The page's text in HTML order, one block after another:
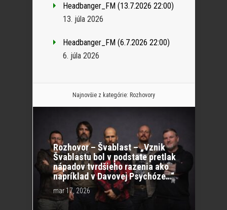
Headbanger_FM (13.7.2026 22:00)
13. júla 2026
Headbanger_FM (6.7.2026 22:00)
6. júla 2026
Najnovšie z kategórie: Rozhovory
Rozhovor – Švablast – „Vznik
Švablastu bol v podstate pretlak
nápadov tvrdšieho razenia ako
napríklad v Davovej Psychóze…“
mar 17, 2026